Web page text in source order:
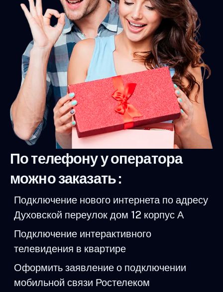
По телефону у оператора
можно заказать :
Подключение нового интернета по адресу
Духовской переулок дом 12 корпус А
Подключение интерактивного
телевидения в квартире
Оформить заявление о подключении
мобильной связи Ростелеком